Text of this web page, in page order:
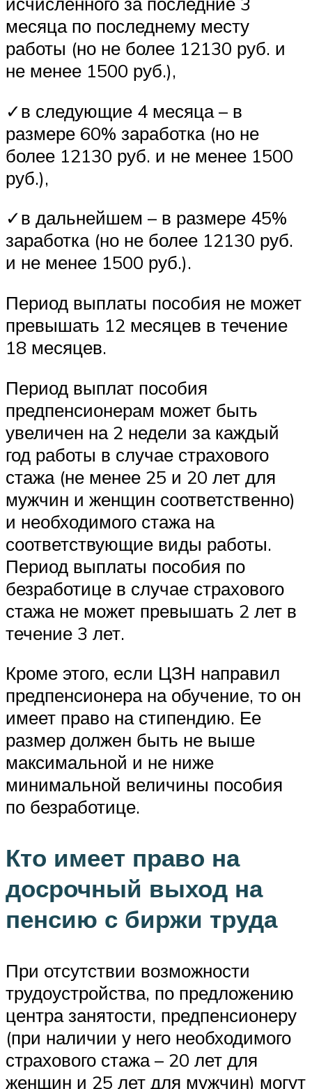
месяца по последнему месту
работы (но не более 12130 руб. и
не менее 1500 руб.),
✓в следующие 4 месяца – в
размере 60% заработка (но не
более 12130 руб. и не менее 1500
руб.),
✓в дальнейшем – в размере 45%
заработка (но не более 12130 руб.
и не менее 1500 руб.).
Период выплаты пособия не может
превышать 12 месяцев в течение
18 месяцев.
Период выплат пособия
предпенсионерам может быть
увеличен на 2 недели за каждый
год работы в случае страхового
стажа (не менее 25 и 20 лет для
мужчин и женщин соответственно)
и необходимого стажа на
соответствующие виды работы.
Период выплаты пособия по
безработице в случае страхового
стажа не может превышать 2 лет в
течение 3 лет.
Кроме этого, если ЦЗН направил
предпенсионера на обучение, то он
имеет право на стипендию. Ее
размер должен быть не выше
максимальной и не ниже
минимальной величины пособия
по безработице.
Кто имеет право на
досрочный выход на
пенсию с биржи труда
При отсутствии возможности
трудоустройства, по предложению
центра занятости, предпенсионеру
(при наличии у него необходимого
страхового стажа – 20 лет для
женщин и 25 лет для мужчин) могут